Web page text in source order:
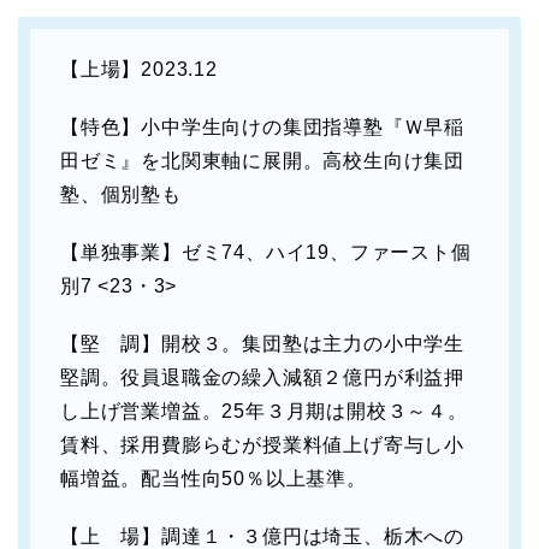
【上場】2023.12
【特色】小中学生向けの集団指導塾『Ｗ早稲
田ゼミ』を北関東軸に展開。高校生向け集団
塾、個別塾も
【単独事業】ゼミ74、ハイ19、ファースト個
別7 <23・3>
【堅 調】開校３。集団塾は主力の小中学生
堅調。役員退職金の繰入減額２億円が利益押
し上げ営業増益。25年３月期は開校３～４。
賃料、採用費膨らむが授業料値上げ寄与し小
幅増益。配当性向50％以上基準。
【上 場】調達１・３億円は埼玉、栃木への